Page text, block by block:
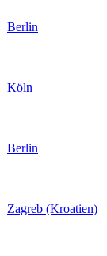
Berlin
Köln
Berlin
Zagreb (Kroatien)